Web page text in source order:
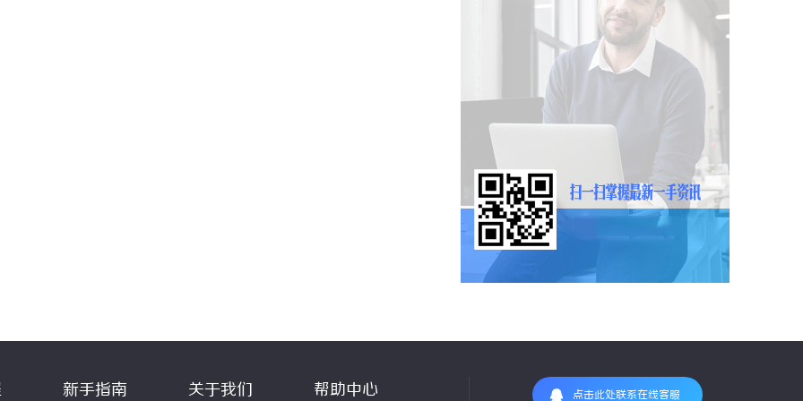
新手指南 关于我们 帮助中心 点击此处联系在线客服